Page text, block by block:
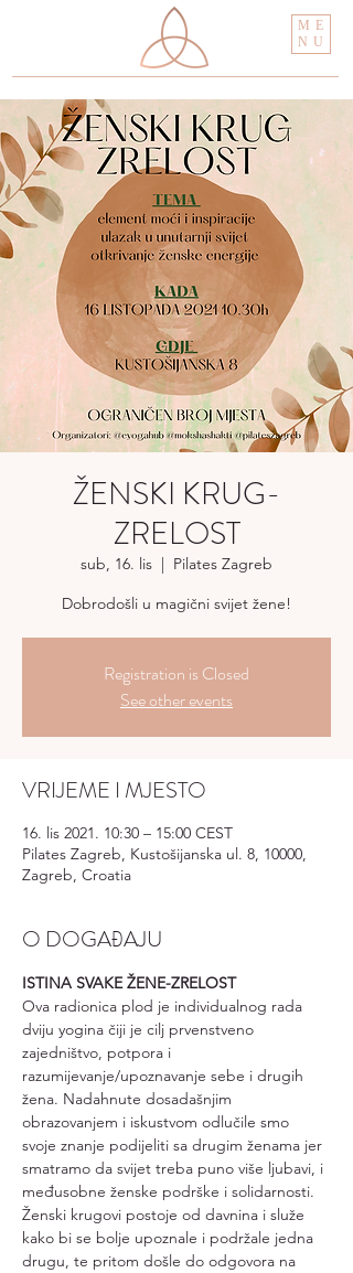
ME
NU
ŽENSKI KRUG-
ZRELOST
sub, 16. lis
  |
Pilates Zagreb
Dobrodošli u magični svijet žene!
Registration is Closed
See other events
VRIJEME I MJESTO
16. lis 2021. 10:30 – 15:00 CEST
Pilates Zagreb, Kustošijanska ul. 8, 10000,
Zagreb, Croatia
O DOGAĐAJU
ISTINA SVAKE ŽENE-ZRELOST
Ova radionica plod je individualnog rada
dviju yogina čiji je cilj prvenstveno
zajedništvo, potpora i
razumijevanje/upoznavanje sebe i drugih
žena. Nadahnute dosadašnjim
obrazovanjem i iskustvom odlučile smo
svoje znanje podijeliti sa drugim ženama jer
smatramo da svijet treba puno više ljubavi, i
međusobne ženske podrške i solidarnosti.
Ženski krugovi postoje od davnina i služe
kako bi se bolje upoznale i podržale jedna
drugu, te pritom došle do odgovora na